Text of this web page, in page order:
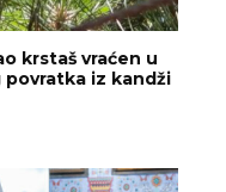
krstaš vraćen u
iz kandži